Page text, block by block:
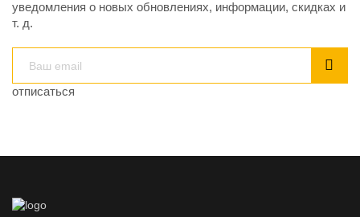
уведомления о новых обновлениях, информации, скидках и
т. д.
отписаться